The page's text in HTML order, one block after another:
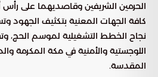
الحرمين الشريفين وقاصديهما على
كافة الجهات المعنية بتكثيف الجهود
نجاح الخطط التشغيلية لموسم الحج،
اللوجستية والأمنية في مكة المكرمة
المقدسة.